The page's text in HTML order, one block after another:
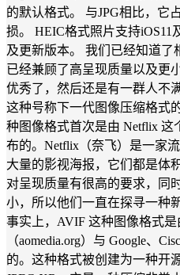
的默认格式。 与JPG相比，它
损。 HEIC格式照片支持iOS11
及更新版本。 我们已经知道了
已经兼顾了高呈现质量以及更
优秀了，然后还是有一群人不
这种号称下一代图像压缩格式
种图像格式首次是由 Netflix 这
布的。Netflix（奈飞）是一家
大量的影视海报，它们都是体
对呈现质量有很高的要求，同
小，所以他们一直在探寻一种
事实上，AVIF 这种图像格式
（aomedia.org）与 Google、
的。这种格式被创建为一种开